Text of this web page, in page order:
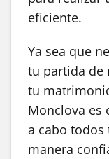
eficiente.
Ya sea que
tu partida de
tu
Monclova es
a cabo todos
manera